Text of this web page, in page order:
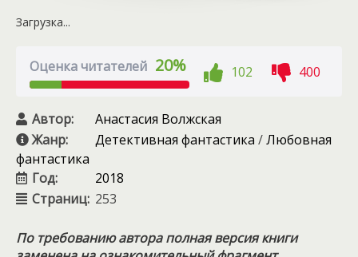
Загрузка...
Оценка читателей 20% 102 400
Автор:
Анастасия Волжская
Жанр:
Детективная фантастика /Любовная
фантастика
Год:
2018
Страниц: 253
По требованию автора полная версия книги